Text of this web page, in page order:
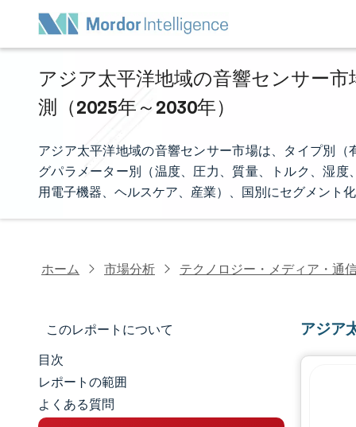
アジア太平洋地域の音響センサー
測（2025年～2030年）
アジア太平洋地域の音響センサー市場は、タイプ別
グパラメーター別（温度、圧力、質量、トルク、湿
用電子機器、ヘルスケア、産業）、国別にセグメント
ホーム 市場分析 テクノロジー・メディア・通
このレポートについて
マーケットスナップショット
市場概要
目次
レポートの範囲
よくある質問
アジア